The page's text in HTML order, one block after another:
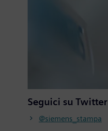
Seguici su Twitter
@siemens_stampa